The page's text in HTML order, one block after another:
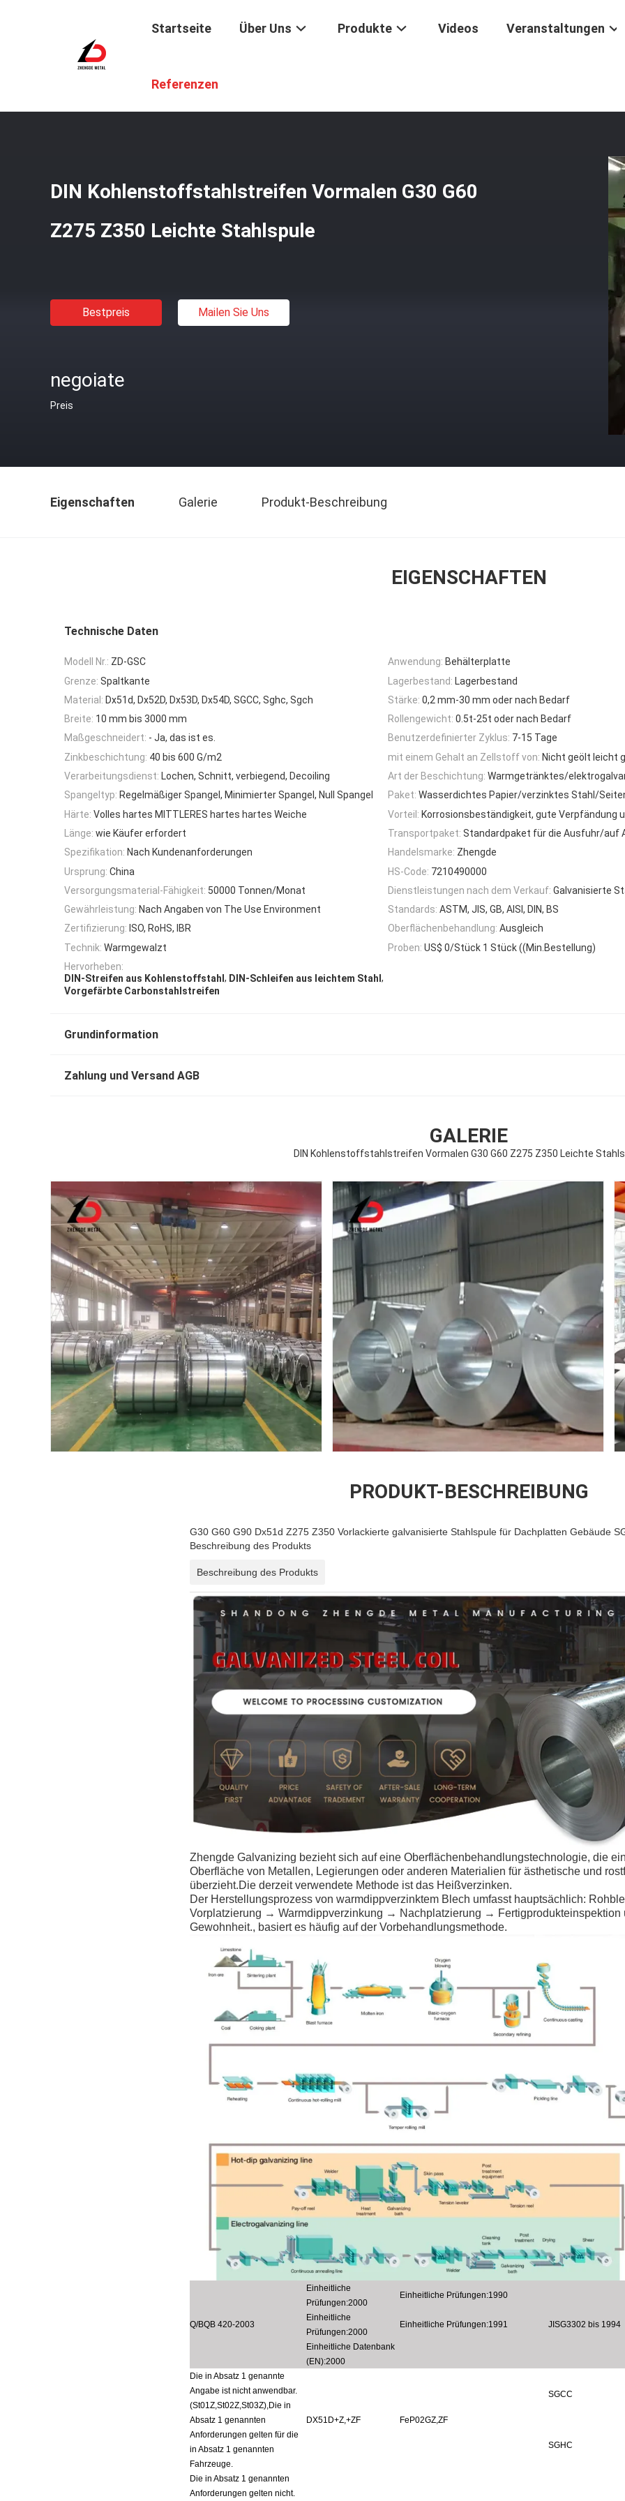
Startseite Über Uns Produkte Videos Veranstaltungen
Referenzen
DIN Kohlenstoffstahlstreifen Vormalen G30 G60
Z275 Z350 Leichte Stahlspule
Bestpreis Mailen Sie Uns
negoiate
Preis
Eigenschaften Galerie Produkt-Beschreibung
EIGENSCHAFTEN
Technische Daten
Modell Nr.: ZD-GSC Anwendung: Behälterplatte
Grenze: Spaltkante Lagerbestand: Lagerbestand
Material: Dx51d, Dx52D, Dx53D, Dx54D, SGCC, Sghc, Sgch Stärke: 0,2 mm-30 mm oder nach Bedarf
Breite: 10 mm bis 3000 mm Rollengewicht: 0.5t-25t oder nach Bedarf
Maßgeschneidert: - Ja, das ist es. Benutzerdefinierter Zyklus: 7-15 Tage
Zinkbeschichtung: 40 bis 600 G/m2 mit einem Gehalt an Zellstoff von: Nicht geölt leicht
Verarbeitungsdienst: Lochen, Schnitt, verbiegend, Decoiling Art der Beschichtung: Warmgetränktes/
Spangeltyp: Regelmäßiger Spangel, Minimierter Spangel, Null Spangel Paket: Wasserdichtes Papier/verzinktes Stahl/
Härte: Volles hartes MITTLERES hartes hartes Weiche Vorteil: Korrosionsbeständigkeit, gute Verpfändung
Länge: wie Käufer erfordert Transportpaket: Standardpaket für die Ausfuhr/auf
Spezifikation: Nach Kundenanforderungen Handelsmarke: Zhengde
Ursprung: China HS-Code: 7210490000
Versorgungsmaterial-Fähigkeit: 50000 Tonnen/Monat Dienstleistungen nach dem Verkauf: Galvanisierte
Gewährleistung: Nach Angaben von The Use Environment Standards: ASTM, JIS, GB, AISI, DIN, BS
Zertifizierung: ISO, RoHS, IBR Oberflächenbehandlung: Ausgleich
Technik: Warmgewalzt Proben: US$ 0/Stück 1 Stück ((Min.Bestellung)
Hervorheben:
DIN-Streifen aus Kohlenstoffstahl , DIN-Schleifen aus leichtem Stahl ,
Vorgefärbte Carbonstahlstreifen
Grundinformation
Zahlung und Versand AGB
GALERIE
DIN Kohlenstoffstahlstreifen Vormalen G30 G60 Z275 Z350 Leichte
PRODUKT-BESCHREIBUNG
G30 G60 G90 Dx51d Z275 Z350 Vorlackierte galvanisierte Stahlspule für Dachplatten Gebäude
Beschreibung des Produkts
Beschreibung des Produkts
Zhengde Galvanizing bezieht sich auf eine Oberflächenbehandlungstechnologie, die
Oberfläche von Metallen, Legierungen oder anderen Materialien für ästhetische und
überzieht.Die derzeit verwendete Methode ist das Heißverzinken.
Der Herstellungsprozess von warmdippverzinktem Blech umfasst hauptsächlich:
Vorplatzierung → Warmdippverzinkung → Nachplatzierung → Fertigprodukteinspektion
Gewohnheit., basiert es häufig auf der Vorbehandlungsmethode.
Q/BQB 420-2003
Einheitliche
Prüfungen:2000
Einheitliche Prüfungen:1990
JISG3302 bis 1994
Einheitliche
Prüfungen:2000
Einheitliche Prüfungen:1991
Einheitliche Datenbank
(EN):2000
Die in Absatz 1 genannte
Angabe ist nicht anwendbar.
(St01Z,St02Z,St03Z),Die in
Absatz 1 genannten
Anforderungen gelten für die
in Absatz 1 genannten
Fahrzeuge.
DX51D+Z,+ZF FeP02GZ,ZF
SGCC
SGHC
Die in Absatz 1 genannten
Anforderungen gelten nicht.